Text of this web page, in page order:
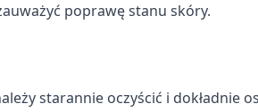
poprawę stanu skóry.
starannie oczyścić i dokładnie
treści